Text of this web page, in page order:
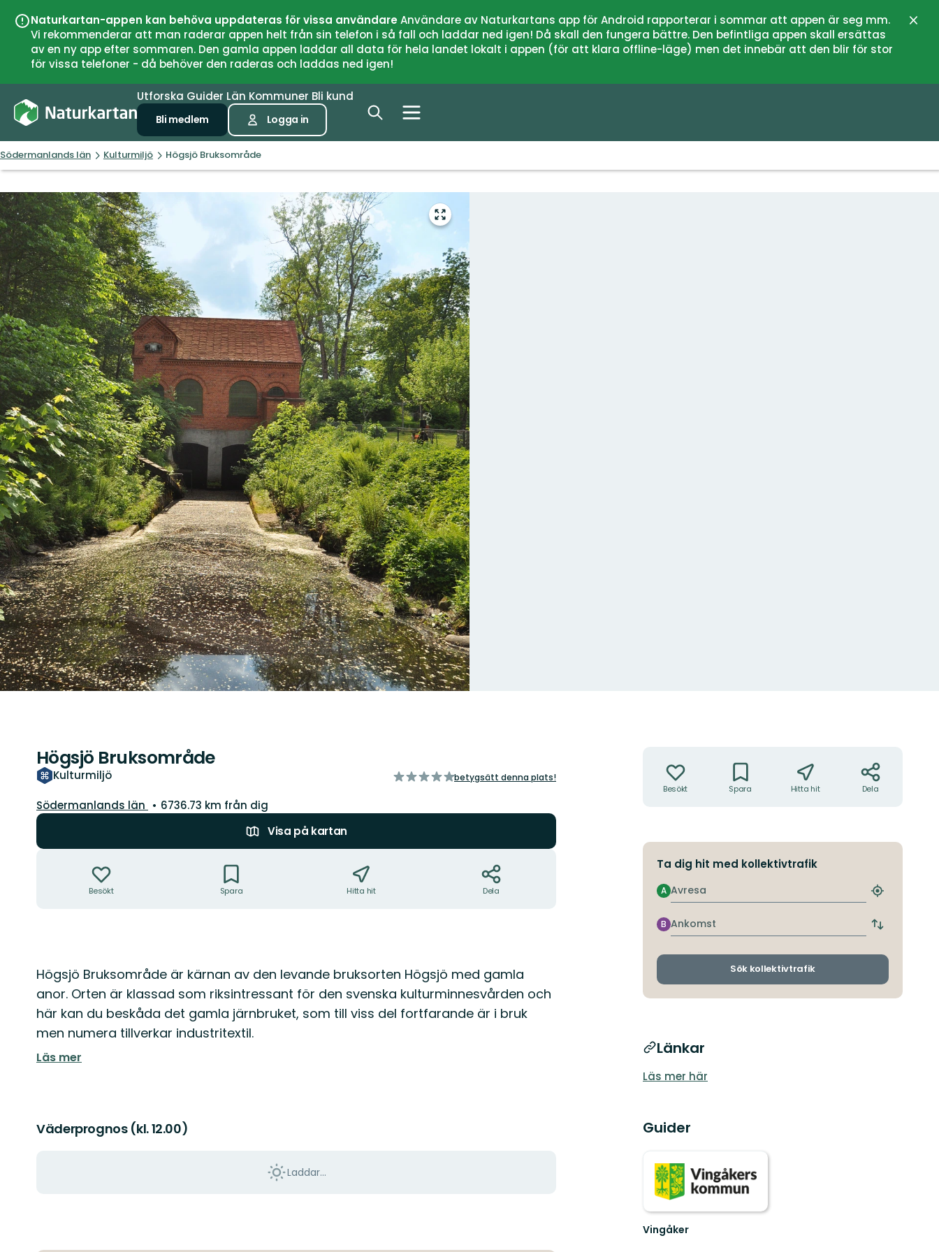
Naturkartan-appen kan behöva uppdateras för vissa användareAnvändare av Naturkartans app för Android rapporterar i sommar att appen är seg mm.
Vi rekommenderar att man raderar appen helt från sin telefon i så fall och laddar ned igen! Då skall den fungera bättre. Den befintliga appen skall ersättas
av en ny app efter sommaren. Den gamla appen laddar all data för hela landet lokalt i appen (för att klara offline-läge) men det innebär att den blir för stor
för vissa telefoner - då behöver den raderas och laddas ned igen!
Utforska Guider Län Kommuner Bli kund
Bli medlem Logga in
Södermanlands län Kulturmiljö Högsjö Bruksområde
Gå
till
helskärmsläge
Högsjö Bruksområde
Kulturmiljö
av
betygsätt denna plats!
Län:
Södermanlands län
6736.73 km från dig
Visa på kartan
Besökt Spara Hitta hit Dela
Beskrivning
Högsjö Bruksområde är kärnan av den levande bruksorten Högsjö med gamla
anor. Orten är klassad som riksintressant för den svenska kulturminnesvården och
här kan du beskåda det gamla järnbruket, som till viss del fortfarande är i bruk
men numera tillverkar industritextil.
Läs mer
Väderprognos (kl. 12.00)
Laddar...
Besökt Spara Hitta hit Dela
Ta dig hit med kollektivtrafik
Avresa
A
Hitta
hållplats
Ankomst
B
Byt
och
Sök kollektivtrafik
Länkar
Läs mer här
Guider
Vingåker